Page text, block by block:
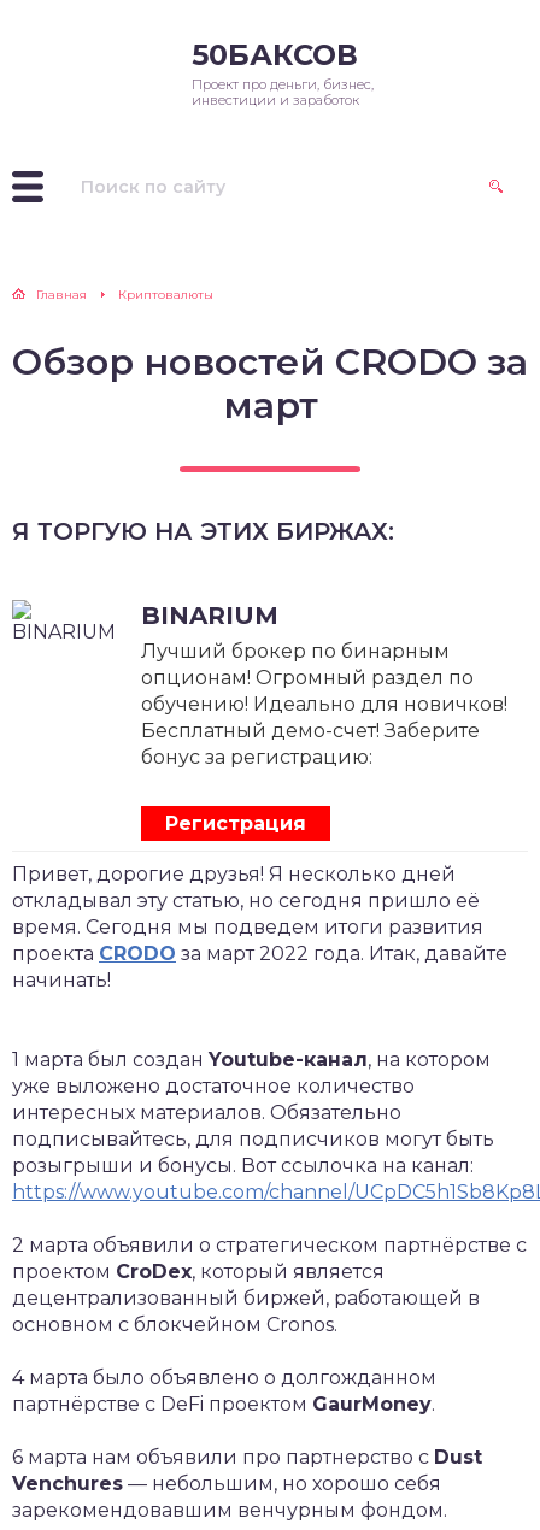
50БАКСОВ
Проект про деньги, бизнес,
инвестиции и заработок
Главная Криптовалюты
Обзор новостей CRODO за
март
Я ТОРГУЮ НА ЭТИХ БИРЖАХ:
BINARIUM
Лучший брокер по бинарным
опционам! Огромный раздел по
обучению! Идеально для новичков!
Бесплатный демо-счет! Заберите
бонус за регистрацию:
Регистрация
Привет, дорогие друзья! Я несколько дней
откладывал эту статью, но сегодня пришло её
время. Сегодня мы подведем итоги развития
проекта CRODO за март 2022 года. Итак, давайте
начинать!
1 марта был создан Youtube-канал, на котором
уже выложено достаточное количество
интересных материалов. Обязательно
подписывайтесь, для подписчиков могут быть
розыгрыши и бонусы. Вот ссылочка на канал:
https://www.youtube.com/channel/
2 марта объявили о стратегическом партнёрстве с
проектом CroDex, который является
децентрализованный биржей, работающей в
основном с блокчейном Cronos.
4 марта было объявлено о долгожданном
партнёрстве с DeFi проектом GaurMoney.
6 марта нам объявили про партнерство с Dust
Venchures — небольшим, но хорошо себя
зарекомендовавшим венчурным фондом.